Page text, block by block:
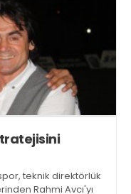
teknik direktörlük
Rahmi Avcı'yı